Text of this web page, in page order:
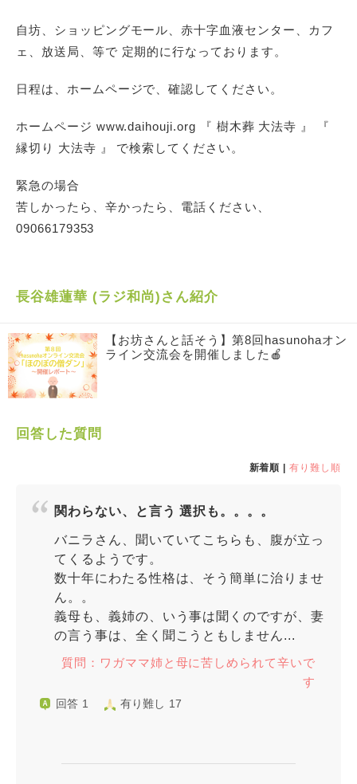
自坊、ショッピングモール、赤十字血液センター、カフ
ェ、放送局、等で 定期的に行なっております。
日程は、ホームページで、確認してください。
ホームページ www.daihouji.org 『 樹木葬 大法寺 』 『
縁切り 大法寺 』 で検索してください。
緊急の場合
苦しかったら、辛かったら、電話ください、
09066179353
長谷雄蓮華 (ラジ和尚)さん紹介
【お坊さんと話そう】第8回hasunohaオン
ライン交流会を開催しました🍎
回答した質問
新着順 |有り難し順
関わらない、と言う 選択も。。。。
バニラさん、聞いていてこちらも、腹が立っ
てくるようです。
数十年にわたる性格は、そう簡単に治りませ
ん。。
義母も、義姉の、いう事は聞くのですが、妻
の言う事は、全く聞こうともしません...
質問：ワガママ姉と母に苦しめられて辛いで
す
回答 1 有り難し 17